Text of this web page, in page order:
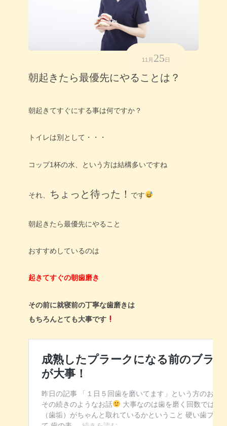
11月 25 日
朝起きたら最優先にやることは？
朝起きてすぐにする事は何ですか？
トイレは別として・・・
コップ1杯の水、という方は結構多いですね
それ、 ちょっと待った！ です
朝起きたら最優先にやること
おすすめしているのは
起きてすぐの朝歯磨き
その前に就寝前の丁寧な歯磨きは
もちろんとても大事です